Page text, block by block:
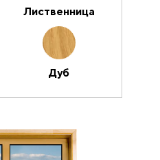
Лиственница
Дуб